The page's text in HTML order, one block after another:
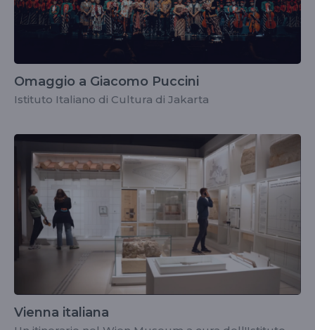
Omaggio a Giacomo Puccini
Istituto Italiano di Cultura di Jakarta
Vienna italiana